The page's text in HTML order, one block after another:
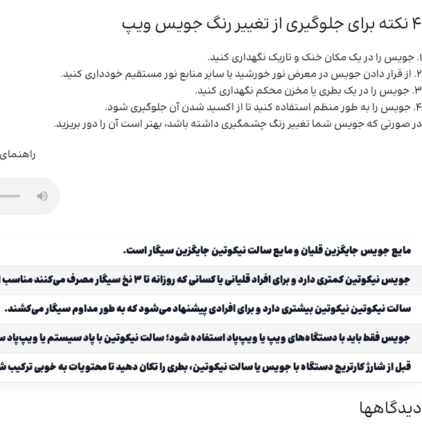
4 نکته برای جلوگیری از تغییر رنگ جویس ویپ
1. جویس را در یک مکان خنک و تاریک نگهداری کنید.
2. از قرار دادن جویس در معرض نور خورشید یا سایر منابع نور مستقیم خودداری کنید.
3. جویس را در یک بطری یا مخزن محکم نگهداری کنید.
4. جویس را به طور منظم استفاده کنید تا از اکسید شدن آن جلوگیری شود.
در صورتی که جویس شما تغییر رنگ چشمگیری داشته باشد، بهتر است آن را دور بریزید.
مایع جویس جایگزین قلیان و مایع سالت نیکوتین جایگزین سیگار است.
جویس نیکوتین کمتری دارد و برای افراد قلیانی یا کسانی که روزانه تا ۳ نخ سیگار مصرف می‌کنند مناسب است.
سالت نیکوتین نیکوتین بیشتری دارد و برای افرادی پیشنهاد می‌شود که به طور مداوم سیگار می‌کشند.
جویس فقط باید با دستگاه‌های ویپ یا ویپ‌پاد استفاده شود؛ سالت نیکوتین با پاد سیستم یا ویپ‌پاد
قبل از شارژ کارتریج دستگاه با جویس یا سالت نیکوتین، بطری را تکان دهید تا محتویات به خوبی ترکیب
دیدگاهها